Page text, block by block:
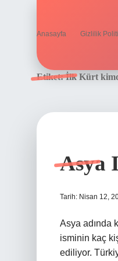
Anasayfa Gizlilik
Etiket:İlk Kürt
Asya
Tarih: Nisan 12,
Asya adında
isminin kaç
ediliyor.